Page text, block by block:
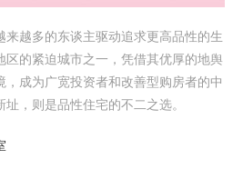
来越多的东谈主驱动追求更高品性的生
区的紧迫城市之一，凭借其优厚的地舆
成为广宽投资者和改善型购房者的中
，则是品性住宅的不二之选。